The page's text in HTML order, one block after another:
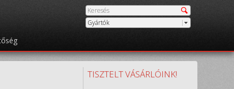
Gyártók
TISZTELT VÁSÁRLÓINK!